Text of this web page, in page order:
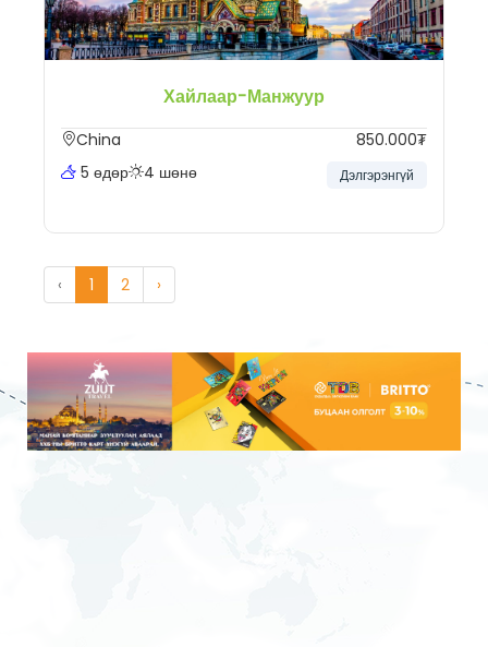
Хайлаар-Манжуур
China
5 өдөр
4 шөнө
850.000₮
Дэлгэрэнгүй
‹ 1 2 ›